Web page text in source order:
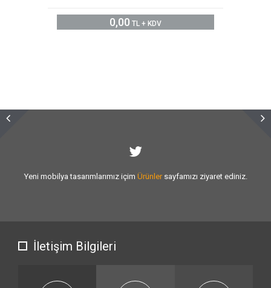
0,00 TL + KDV
Sizlere vermiş olduğumuzhizmet kalitesiniartırmak için var gücümüzle
İletişim Bilgileri